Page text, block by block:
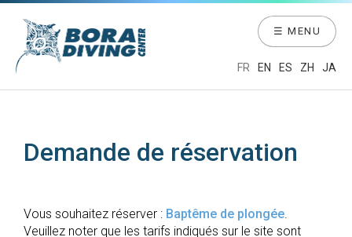
FR EN ES ZH JA
☰ MENU
Demande de réservation
Vous souhaitez réserver : Baptême de plongée.
Veuillez noter que les tarifs indiqués sur le site sont